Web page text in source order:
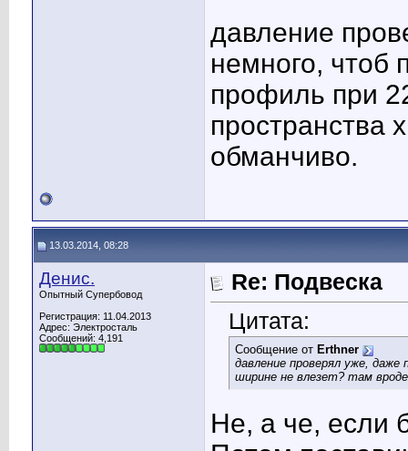
давление
немного, чтоб
профиль при
пространства
обманчиво.
13.03.2014, 08:28
Денис.
Опытный Супербовод
Регистрация: 11.04.2013
Адрес: Электросталь
Сообщений: 4,191
Re: Подвеска
Цитата:
Сообщение от Erthner
давление проверял уже,
ширине не влезет? там
Не, а че, если